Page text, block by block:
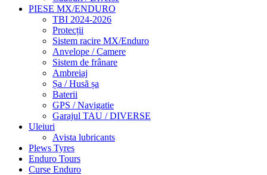
PIESE MX/ENDURO
TBI 2024-2026
Protecții
Sistem racire MX/Enduro
Anvelope / Camere
Sistem de frânare
Ambreiaj
Șa / Husă șa
Baterii
GPS / Navigatie
Garajul TAU / DIVERSE
Uleiuri
Avista lubricants
Plews Tyres
Enduro Tours
Curse Enduro